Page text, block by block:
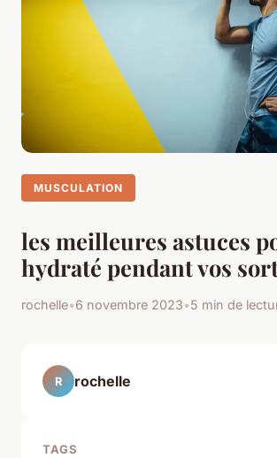
MUSCULATION
les meilleures astuces
hydraté pendant vos
rochelle•6 novembre 2023•5 min de
R rochelle
TAGS